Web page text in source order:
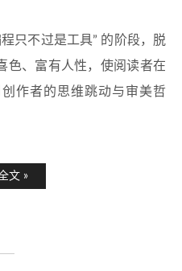
只不过是工具” 的阶段，脱
色、富有人性，使阅读者在
作者的思维跳动与审美哲
文 »